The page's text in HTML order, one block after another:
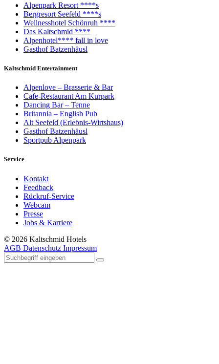
Alpenpark Resort ****s
Bergresort Seefeld ****s
Wellnesshotel Schönruh ****
Das Kaltschmid ****
Alpenhotel**** fall in love
Gasthof Batzenhäusl
Kaltschmid Entertainment
Alpenlove – Brasserie & Bar
Cafe-Restaurant Am Kurpark
Dancing Bar – Tenne
Britannia – English Pub
Alt Seefeld (Erlebnis-Wirtshaus)
Gasthof Batzenhäusl
Sportpub Alpenpark
Service
Kontakt
Feedback
Rückruf-Service
Webcam
Presse
Jobs & Karriere
© 2026 Kaltschmid Hotels
AGB Datenschutz Impressum